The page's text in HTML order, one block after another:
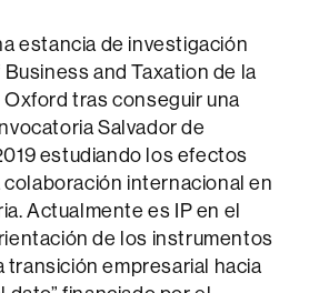
estancia de investigación
and Taxation de la
tras conseguir una
Salvador de
estudiando los efectos
internacional en
Actualmente es IP en el
de los instrumentos
transición empresarial hacia